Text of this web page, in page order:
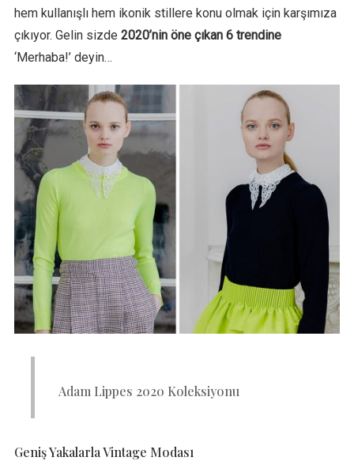
hem kullanışlı hem ikonik stillere konu olmak için karşımıza
çıkıyor. Gelin sizde 2020’nin öne çıkan 6 trendine
‘Merhaba!’ deyin…
Adam Lippes 2020 Koleksiyonu
Geniş Yakalarla Vintage Modası